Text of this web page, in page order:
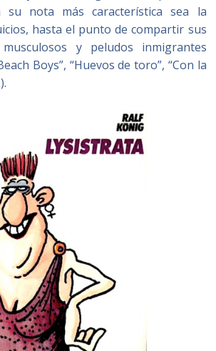
su nota más característica sea la
hasta el punto de compartir sus
y peludos inmigrantes
Boys”, “Huevos de toro”, “Con la